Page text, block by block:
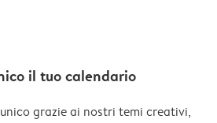
il tuo calendario
grazie ai nostri temi creativi,